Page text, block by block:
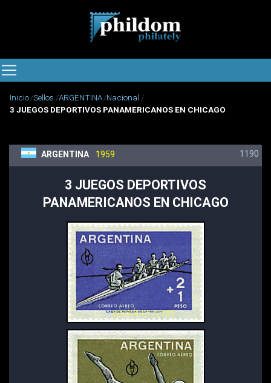
Inicio Sellos ARGENTINA Nacional
3 JUEGOS DEPORTIVOS PANAMERICANOS EN CHICAGO
ARGENTINA 1959 1190
3 JUEGOS DEPORTIVOS
PANAMERICANOS EN CHICAGO